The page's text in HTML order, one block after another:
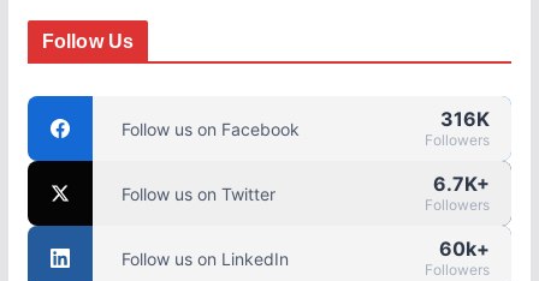
Follow Us
Follow us on Facebook 316K
Followers
Follow us on Twitter 6.7K+
Followers
Follow us on LinkedIn 60k+
Followers